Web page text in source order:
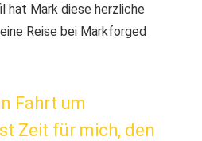
hat Mark diese herzliche
Reise bei Markforged
Fahrt um
Zeit für mich, den